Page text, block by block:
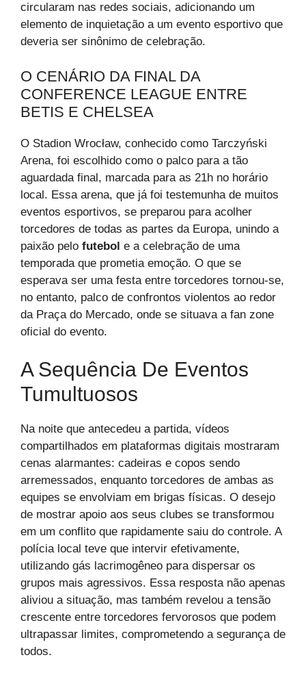
circularam nas redes sociais, adicionando um
elemento de inquietação a um evento esportivo que
deveria ser sinônimo de celebração.
O CENÁRIO DA FINAL DA
CONFERENCE LEAGUE ENTRE
BETIS E CHELSEA
O Stadion Wrocław, conhecido como Tarczyński
Arena, foi escolhido como o palco para a tão
aguardada final, marcada para as 21h no horário
local. Essa arena, que já foi testemunha de muitos
eventos esportivos, se preparou para acolher
torcedores de todas as partes da Europa, unindo a
paixão pelo futebol e a celebração de uma
temporada que prometia emoção. O que se
esperava ser uma festa entre torcedores tornou-se,
no entanto, palco de confrontos violentos ao redor
da Praça do Mercado, onde se situava a fan zone
oficial do evento.
A Sequência De Eventos
Tumultuosos
Na noite que antecedeu a partida, vídeos
compartilhados em plataformas digitais mostraram
cenas alarmantes: cadeiras e copos sendo
arremessados, enquanto torcedores de ambas as
equipes se envolviam em brigas físicas. O desejo
de mostrar apoio aos seus clubes se transformou
em um conflito que rapidamente saiu do controle. A
polícia local teve que intervir efetivamente,
utilizando gás lacrimogêneo para dispersar os
grupos mais agressivos. Essa resposta não apenas
aliviou a situação, mas também revelou a tensão
crescente entre torcedores fervorosos que podem
ultrapassar limites, comprometendo a segurança de
todos.